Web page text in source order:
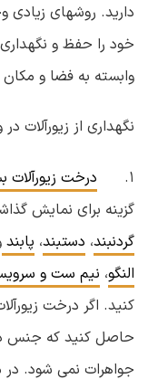
دارید. روشهای زیادی
خود را حفظ و نگهداری
وابسته به فضا و مکان
نگهداری از زیورآلات
۱. درخت زیورآلات
گزینه برای نمایش
گردنبند، دستبند، پابند
النگو، نیم ست و
کنید. اگر درخت
حاصل کنید که جنس
جواهرات نمی شود. در